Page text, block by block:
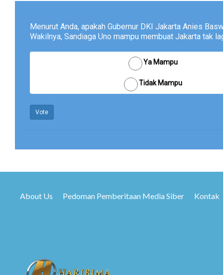
Menurut Anda, apakah Gubernur DKI Jakarta Anies
Wakilnya, Sandiaga Uno mampu membuat Jakarta tak
Ya Mampu
Tidak Mampu
Vote
About Us Pedoman Pemberitaan Media Siber Kontak